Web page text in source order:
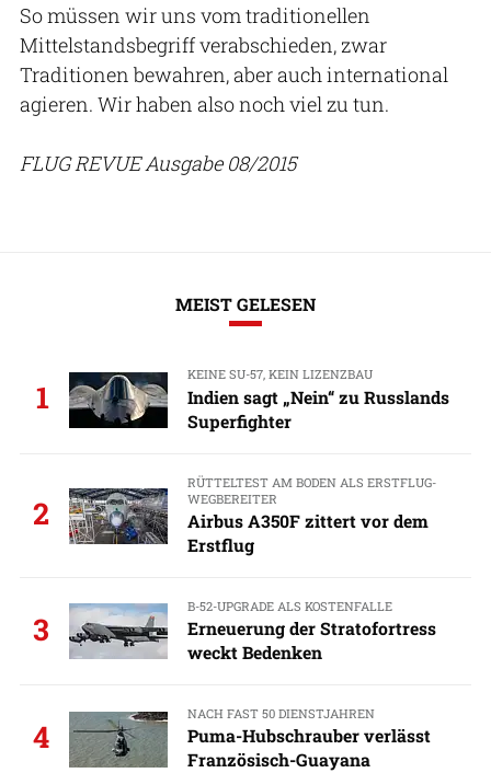
So müssen wir uns vom traditionellen
Mittelstandsbegriff verabschieden, zwar
Traditionen bewahren, aber auch international
agieren. Wir haben also noch viel zu tun.
FLUG REVUE Ausgabe 08/2015
MEIST GELESEN
1
KEINE SU-57, KEIN LIZENZBAU
Indien sagt „Nein“ zu Russlands
Superfighter
2
RÜTTELTEST AM BODEN ALS ERSTFLUG-
WEGBEREITER
Airbus A350F zittert vor dem
Erstflug
3
B-52-UPGRADE ALS KOSTENFALLE
Erneuerung der Stratofortress
weckt Bedenken
4
NACH FAST 50 DIENSTJAHREN
Puma-Hubschrauber verlässt
Französisch-Guayana